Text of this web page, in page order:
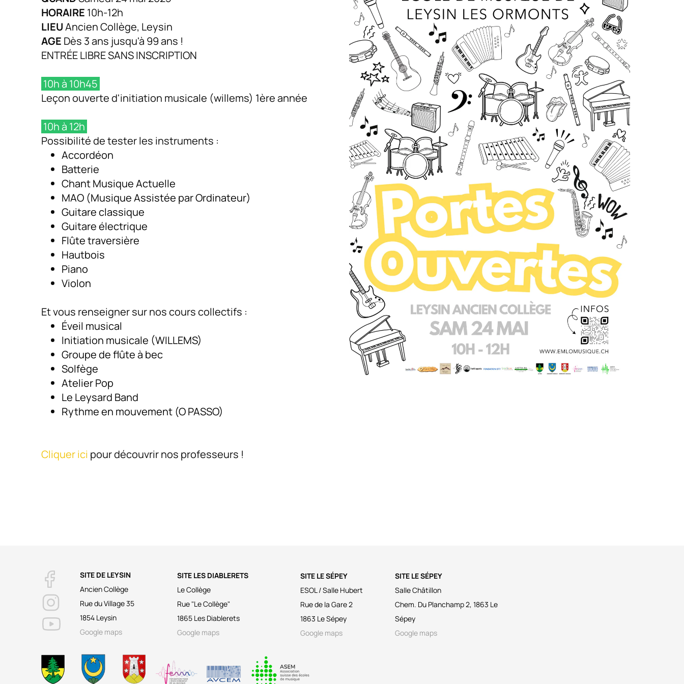
SITE DE LEYSIN
Ancien Collège
Rue du Village 35
1854 Leysin
Google maps
SITE LE SÉPEY
ESOL / Salle Hubert
Rue de la Gare 2
1863 Le Sépey
Google maps
SITE LES DIABLERETS
Le Collège
Rue "Le Collège"
1865 Les Diablerets
Google maps
SITE LE SÉPEY
Salle Châtillon
Chem. Du Planchamp 2, 1863 Le
Sépey
Google maps
HORAIRE 10h-12h
LIEUAncien Collège, Leysin
AGE Dès 3 ans jusqu'à 99 ans !
ENTRÉE LIBRE SANS INSCRIPTION
10h à 10h45
Leçon ouverte d'initiation musicale (willems) 1ère année
10h à 12h
Possibilité de tester les instruments :
Accordéon
Batterie
Chant Musique Actuelle
MAO (Musique Assistée par Ordinateur)
Guitare classique
Guitare électrique
Flûte traversière
Hautbois
Piano
Violon
Et vous renseigner sur nos cours collectifs :
Éveil musical
Initiation musicale (WILLEMS)
Groupe de flûte à bec
Solfège
Atelier Pop
Le Leysard Band
Rythme en mouvement (O PASSO)
Cliquer ici pour découvrir nos professeurs !